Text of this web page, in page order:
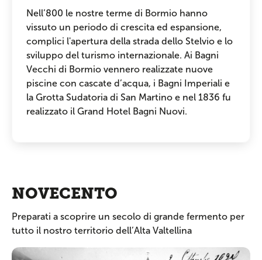
Nell’800 le nostre terme di Bormio hanno
vissuto un periodo di crescita ed espansione,
complici l'apertura della strada dello Stelvio e lo
sviluppo del turismo internazionale. Ai Bagni
Vecchi di Bormio vennero realizzate nuove
piscine con cascate d’acqua, i Bagni Imperiali e
la Grotta Sudatoria di San Martino e nel 1836 fu
realizzato il Grand Hotel Bagni Nuovi.
NOVECENTO
Preparati a scoprire un secolo di grande fermento per
tutto il nostro territorio dell’Alta Valtellina